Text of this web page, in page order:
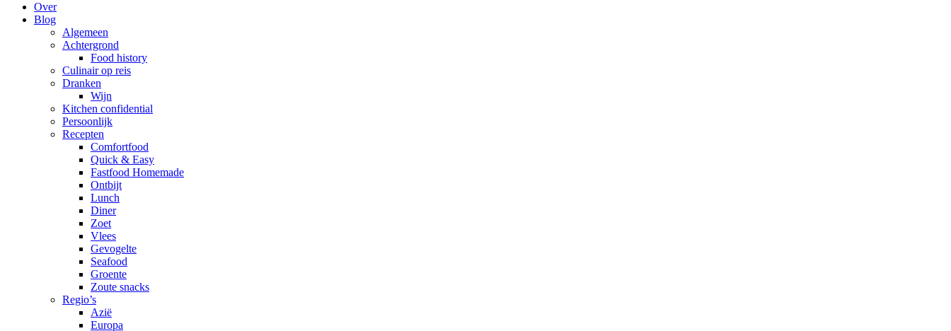
Over
Blog
Algemeen
Achtergrond
Food history
Culinair op reis
Dranken
Wijn
Kitchen confidential
Persoonlijk
Recepten
Comfortfood
Quick & Easy
Fastfood Homemade
Ontbijt
Lunch
Diner
Zoet
Vlees
Gevogelte
Seafood
Groente
Zoute snacks
Regio’s
Azië
Europa